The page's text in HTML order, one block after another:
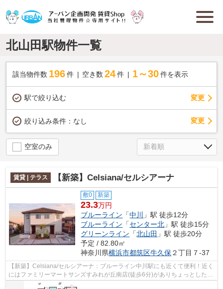
北山田駅物件一覧
該当物件数 196件 空き数 24 件 1～30 件を表示
駅で絞り込む 変更
絞り込み条件： なし 変更
空室のみ
賃貸 | テラス 【新築】Celsiana/セルシアーナ
敷0 新築
23.3万円
ブルーライン 「中川
」駅 徒歩12分
ブルーライン 「センター北 」駅 徒歩15分
グリーンライン 「北山田 」駅 徒歩20分
予定 / 82.80㎡
神奈川県横浜市都筑区牛久保２丁目７-37
【新築】Celsiana/セルシアーナ：ブルーライン中川駅にも近くて便利！近く
にはファミリーマートサンズすみれが丘南店(徒歩6分)がありちょっとした買
い物に便利です！こちらの物件には...